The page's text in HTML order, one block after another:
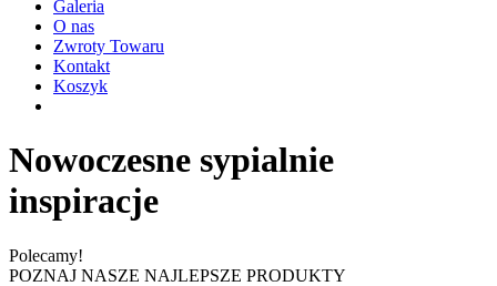
Galeria
O nas
Zwroty Towaru
Kontakt
Koszyk
Nowoczesne sypialnie
inspiracje
Polecamy!
POZNAJ NASZE NAJLEPSZE PRODUKTY